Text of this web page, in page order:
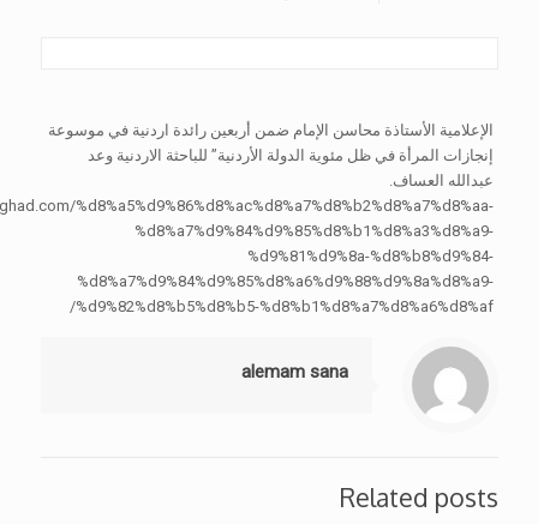
الإعلامية الأستاذة محاسن الإمام ضمن أربعين رائدة اردنية في موسوعة
إنجازات المرأة في ظل مئوية الدولة الأردنية” للباحثة الاردنية وعد
عبدالله العساف.
%d8%a5%d9%86%d8%ac%d8%a7%d8%b2%d8%a7%d8%aa-
%d8%a7%d9%84%d9%85%d8%b1%d8%a3%d8%a9-
%d9%81%d9%8a-%d8%b8%d9%84-
%d8%a7%d9%84%d9%85%d8%a6%d9%88%d9%8a%d8%a9-
%d9%82%d8%b5%d8%b5-%d8%b1%d8%a7%d8%a6%d8%af/
alemam sana
Related posts